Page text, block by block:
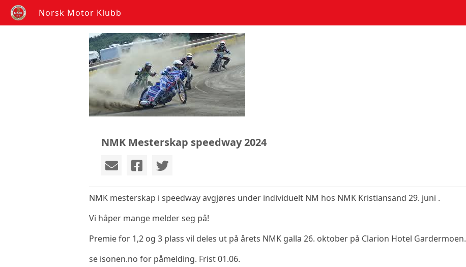
Norsk Motor Klubb
NMK Mesterskap speedway 2024
NMK mesterskap i speedway avgjøres under individuelt NM hos NMK Kristiansand 29. juni .
Vi håper mange melder seg på!
Premie for 1,2 og 3 plass vil deles ut på årets NMK galla 26. oktober på Clarion Hotel Gardermoen.
se isonen.no for påmelding. Frist 01.06.